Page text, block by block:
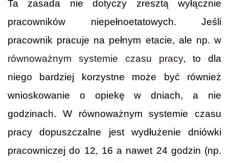
Ta zasada nie dotyczy zresztą wyłącznie
pracowników niepełnoetatowych. Jeśli
pracownik pracuje na pełnym etacie, ale np. w
równoważnym systemie czasu pracy, to dla
niego bardziej korzystne może być również
wnioskowanie o opiekę w dniach, a nie
godzinach. W równoważnym systemie czasu
pracy dopuszczalne jest wydłużenie dniówki
pracowniczej do 12, 16 a nawet 24 godzin (np.